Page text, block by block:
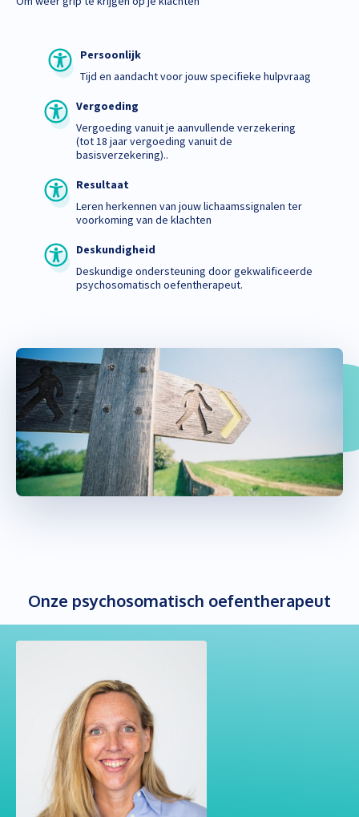
Persoonlijk
Tijd en aandacht voor jouw specifieke hulpvraag
Vergoeding
Vergoeding vanuit je aanvullende verzekering
(tot 18 jaar vergoeding vanuit de
basisverzekering)..
Resultaat
Leren herkennen van jouw lichaamssignalen ter
voorkoming van de klachten
Deskundigheid
Deskundige ondersteuning door gekwalificeerde
psychosomatisch oefentherapeut.
Onze psychosomatisch oefentherapeut